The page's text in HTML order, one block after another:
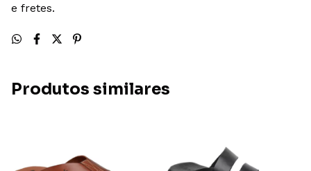
e fretes.
Produtos similares